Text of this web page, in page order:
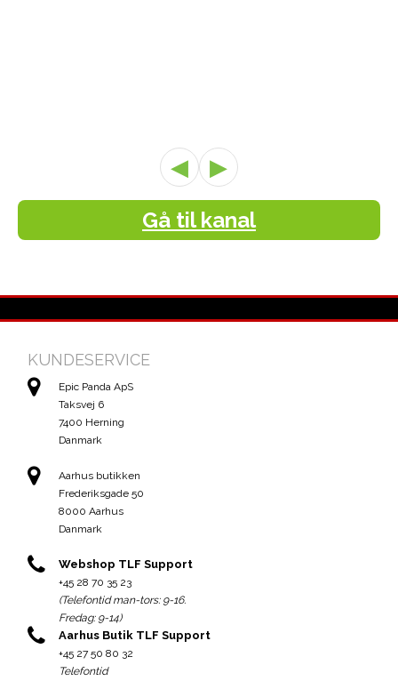
◀ ▶
Gå til kanal
KUNDESERVICE
Epic Panda ApS
Taksvej 6
7400 Herning
Danmark
Aarhus butikken
Frederiksgade 50
8000 Aarhus
Danmark
Webshop TLF Support
+45 28 70 35 23
(Telefontid man-tors: 9-16.
Fredag: 9-14)
Aarhus Butik TLF Support
+45 27 50 80 32
Telefontid